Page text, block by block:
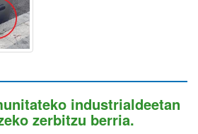
industrialdeetan
zerbitzu berria.